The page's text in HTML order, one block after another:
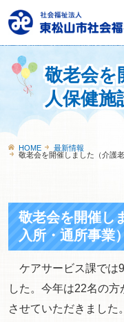
敬老会を
人保健施
HOME
最新情報
敬老会を開催しました（介護
敬老会を開催し
入所・通所事業）
ケアサービス課では
した。今年は22名の
させていただきました。